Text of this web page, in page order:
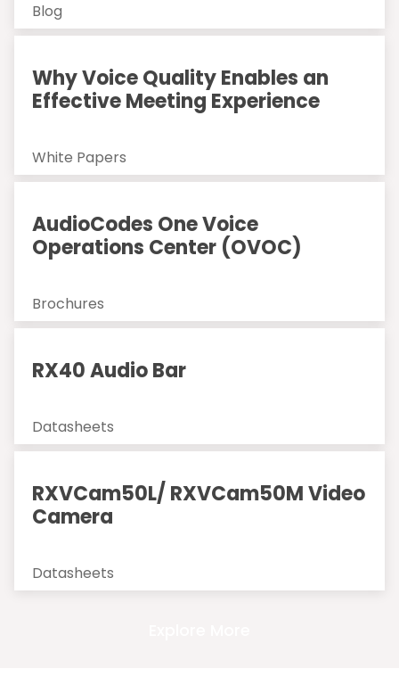
Blog
Why Voice Quality Enables an
Effective Meeting Experience
White Papers
AudioCodes One Voice
Operations Center (OVOC)
Brochures
RX40 Audio Bar
Datasheets
RXVCam50L/ RXVCam50M Video
Camera
Datasheets